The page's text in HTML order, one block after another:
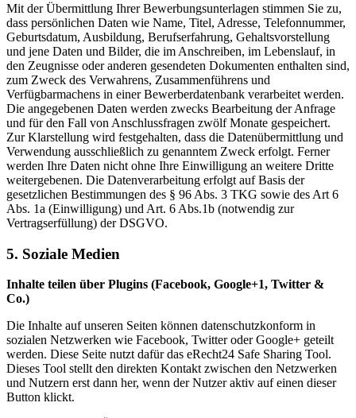
Mit der Übermittlung Ihrer Bewerbungsunterlagen stimmen Sie zu,
dass persönlichen Daten wie Name, Titel, Adresse, Telefonnummer,
Geburtsdatum, Ausbildung, Berufserfahrung, Gehaltsvorstellung
und jene Daten und Bilder, die im Anschreiben, im Lebenslauf, in
den Zeugnisse oder anderen gesendeten Dokumenten enthalten sind,
zum Zweck des Verwahrens, Zusammenführens und
Verfügbarmachens in einer Bewerberdatenbank verarbeitet werden.
Die angegebenen Daten werden zwecks Bearbeitung der Anfrage
und für den Fall von Anschlussfragen zwölf Monate gespeichert.
Zur Klarstellung wird festgehalten, dass die Datenübermittlung und
Verwendung ausschließlich zu genanntem Zweck erfolgt. Ferner
werden Ihre Daten nicht ohne Ihre Einwilligung an weitere Dritte
weitergebenen. Die Datenverarbeitung erfolgt auf Basis der
gesetzlichen Bestimmungen des § 96 Abs. 3 TKG sowie des Art 6
Abs. 1a (Einwilligung) und Art. 6 Abs.1b (notwendig zur
Vertragserfüllung) der DSGVO.
5. Soziale Medien
Inhalte teilen über Plugins (Facebook, Google+1, Twitter &
Co.)
Die Inhalte auf unseren Seiten können datenschutzkonform in
sozialen Netzwerken wie Facebook, Twitter oder Google+ geteilt
werden. Diese Seite nutzt dafür das eRecht24 Safe Sharing Tool.
Dieses Tool stellt den direkten Kontakt zwischen den Netzwerken
und Nutzern erst dann her, wenn der Nutzer aktiv auf einen dieser
Button klickt.